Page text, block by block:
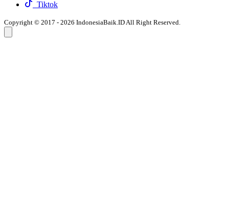
Tiktok
Copyright © 2017 - 2026 IndonesiaBaik.ID All Right Reserved.